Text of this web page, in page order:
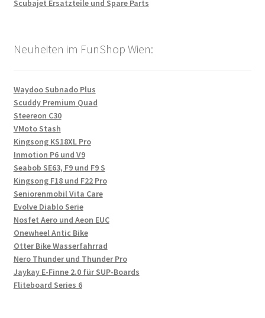
Scubajet Ersatzteile und Spare Parts
Neuheiten im FunShop Wien:
Waydoo Subnado Plus
Scuddy Premium Quad
Steereon C30
VMoto Stash
Kingsong KS18XL Pro
Inmotion P6 und V9
Seabob SE63, F9 und F9 S
Kingsong F18 und F22 Pro
Seniorenmobil Vita Care
Evolve Diablo Serie
Nosfet Aero und Aeon EUC
Onewheel Antic Bike
Otter Bike Wasserfahrrad
Nero Thunder und Thunder Pro
Jaykay E-Finne 2.0 für SUP-Boards
Fliteboard Series 6